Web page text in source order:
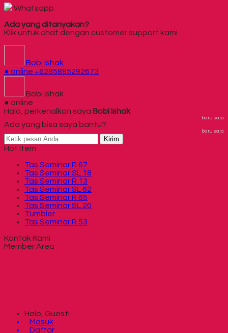
Whatsapp
Ada yang ditanyakan?
Klik untuk chat dengan customer support kami
Bobi Ishak
● online +6285885292673
Bobi Ishak
● online
Halo, perkenalkan saya Bobi Ishak
baru saja
Ada yang bisa saya bantu?
baru saja
Kirim
Hot Item
Tas Seminar R 67
Tas Seminar SL 18
Tas Seminar R 13
Tas Seminar SL 62
Tas Seminar R 65
Tas Seminar SL 20
Tumbler
Tas Seminar R 53
Kontak Kami
Member Area
Halo, Guest!
Masuk
Daftar